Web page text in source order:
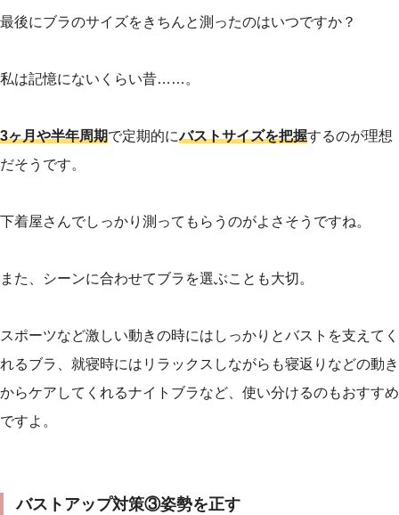
最後にブラのサイズをきちんと測ったのはいつですか？
私は記憶にないくらい昔……。
3ヶ月や半年周期で定期的にバストサイズを把握するのが理想
だそうです。
下着屋さんでしっかり測ってもらうのがよさそうですね。
また、シーンに合わせてブラを選ぶことも大切。
スポーツなど激しい動きの時にはしっかりとバストを支えてく
れるブラ、就寝時にはリラックスしながらも寝返りなどの動き
からケアしてくれるナイトブラなど、使い分けるのもおすすめ
ですよ。
バストアップ対策③姿勢を正す